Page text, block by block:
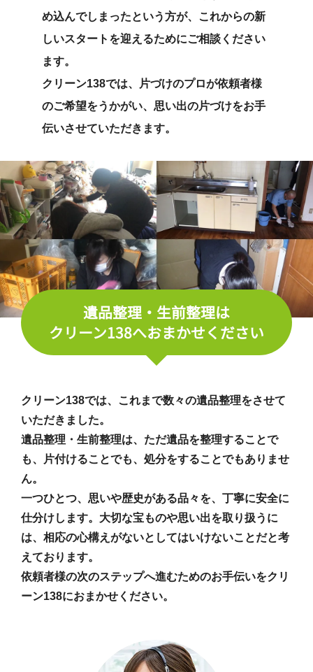
め込んでしまったという方が、これからの新
しいスタートを迎えるためにご相談ください
ます。
クリーン138では、片づけのプロが依頼者様
のご希望をうかがい、思い出の片づけをお手
伝いさせていただきます。
遺品整理・生前整理は
クリーン138へおまかせください
クリーン138では、これまで数々の遺品整理をさせて
いただきました。
遺品整理・生前整理は、ただ遺品を整理することで
も、片付けることでも、処分をすることでもありませ
ん。
一つひとつ、思いや歴史がある品々を、丁寧に安全に
仕分けします。大切な宝ものや思い出を取り扱うに
は、相応の心構えがないとしてはいけないことだと考
えております。
依頼者様の次のステップへ進むためのお手伝いをクリ
ーン138におまかせください。